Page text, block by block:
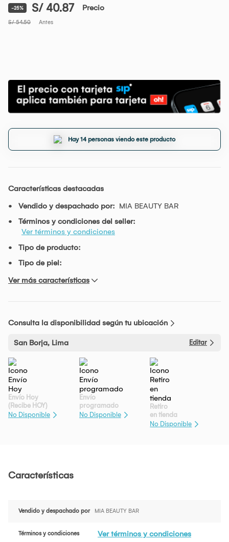
-25% S/ 40.87 Precio
S/ 54.50 Antes
Hay 14 personas viendo este producto
Características destacadas
Vendido y despachado por: MIA BEAUTY BAR
Términos y condiciones del seller:
Ver términos y condiciones
Tipo de producto:
Tipo de piel:
Ver más características
Consulta la disponibilidad según tu ubicación
San Borja, Lima Editar
Envío Hoy
(Recibe HOY)
No Disponible
Envío
programado
No Disponible
Retiro
en tienda
No Disponible
Características
Vendido y despachado por MIA BEAUTY BAR
Términos y condiciones Ver términos y condiciones